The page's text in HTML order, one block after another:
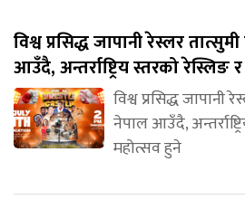
विश्व प्रसिद्ध जापानी रेस्लर
आउँदै, अन्तर्राष्ट्रिय स्तरको रेस्लिङ
विश्व प्रसिद्ध जापानी
नेपाल आउँदै,
महोत्सव हुने